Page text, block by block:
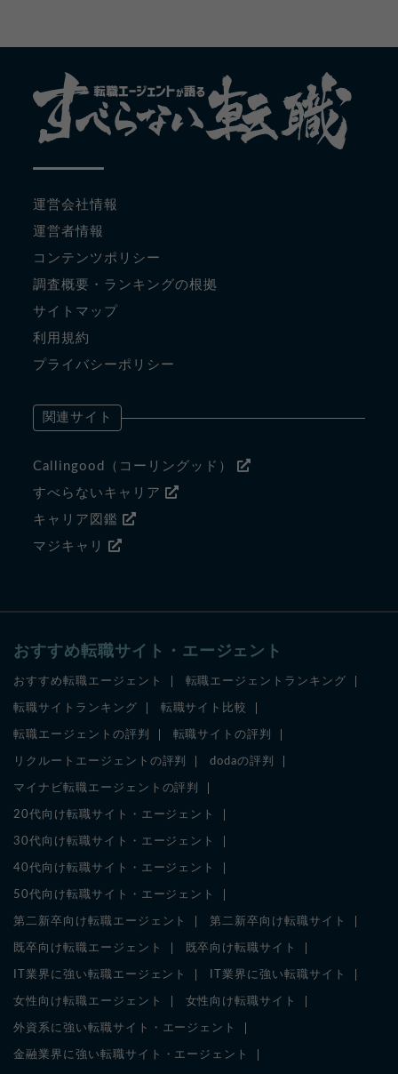
運営会社情報
運営者情報
コンテンツポリシー
調査概要・ランキングの根拠
サイトマップ
利用規約
プライバシーポリシー
関連サイト
Callingood（コーリングッド）
すべらないキャリア
キャリア図鑑
マジキャリ
おすすめ転職サイト・エージェント
おすすめ転職エージェント 転職エージェントランキング
転職サイトランキング 転職サイト比較
転職エージェントの評判 転職サイトの評判
リクルートエージェントの評判 dodaの評判
マイナビ転職エージェントの評判
20代向け転職サイト・エージェント
30代向け転職サイト・エージェント
40代向け転職サイト・エージェント
50代向け転職サイト・エージェント
第二新卒向け転職エージェント 第二新卒向け転職サイト
既卒向け転職エージェント 既卒向け転職サイト
IT業界に強い転職エージェント IT業界に強い転職サイト
女性向け転職エージェント 女性向け転職サイト
外資系に強い転職サイト・エージェント
金融業界に強い転職サイト・エージェント